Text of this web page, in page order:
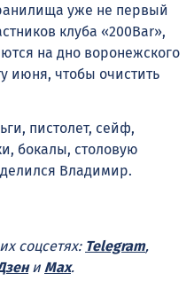
уже не первый
клуба «200Bar»,
на дно воронежского
июня, чтобы очистить
пистолет, сейф,
бокалы, столовую
Владимир.
соцсетях: Telegram,
и Max.